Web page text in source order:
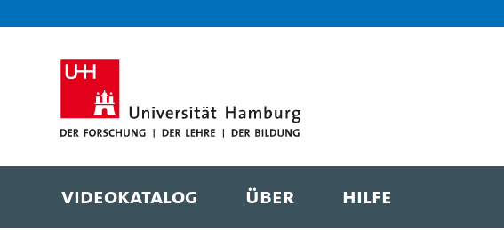
Videokatalog Über Hilfe